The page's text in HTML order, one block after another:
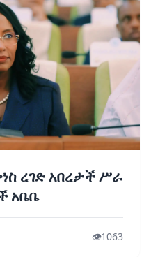
ረገድ አበረታች ሥራ
አቤቤ
👁️1063